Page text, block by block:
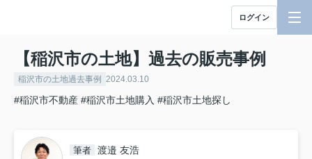
ログイン
【稲沢市の土地】過去の販売事例
稲沢市の土地過去事例 2024.03.10
#稲沢市不動産 #稲沢市土地購入 #稲沢市土地探し
筆者 渡邉 友浩